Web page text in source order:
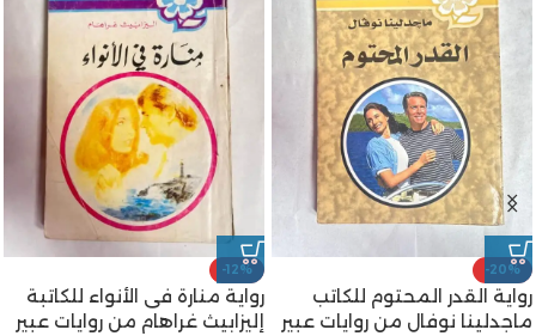
-20%
رواية القدر المحتوم للكاتب
ماجدلينا نوفال من روايات عبير
-12%
رواية منارة فى الأنواء للكاتبة
إليزابيث غراهام من روايات عبير